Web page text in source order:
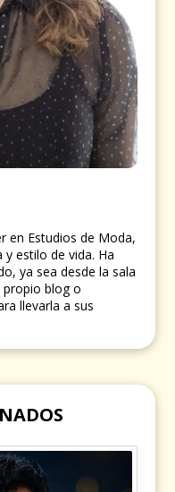
en Estudios de Moda,
estilo de vida. Ha
ya sea desde la sala
propio blog o
llevarla a sus